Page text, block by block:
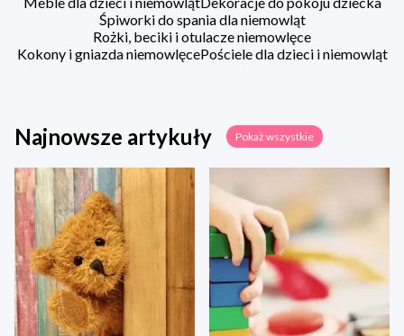
Śpiworki do spania dla niemowląt
Rożki, beciki i otulacze niemowlęce
Kokony i gniazda niemowlęcePościele dla dzieci i niemowląt
Najnowsze artykuły Pokaż wszystkie